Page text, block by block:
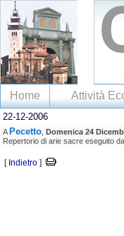
Home Attività
22-12-2006
A Pecetto Domenica 24
Repertorio di arie sacre eseguito
[ Indietro ]